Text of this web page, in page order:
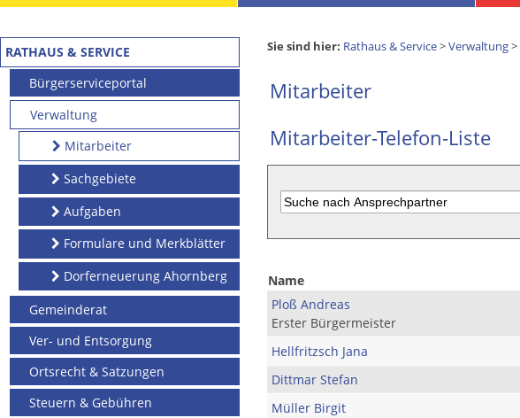
RATHAUS & SERVICE
Bürgerserviceportal
Verwaltung
Mitarbeiter
Sachgebiete
Aufgaben
Formulare und Merkblätter
Dorferneuerung Ahornberg
Gemeinderat
Ver- und Entsorgung
Ortsrecht & Satzungen
Steuern & Gebühren
Sie sind hier: Rathaus & Service>Verwaltung>
Mitarbeiter
Mitarbeiter-Telefon-Liste
Name
Ploß Andreas
Erster Bürgermeister
Hellfritzsch Jana
Dittmar Stefan
Müller Birgit